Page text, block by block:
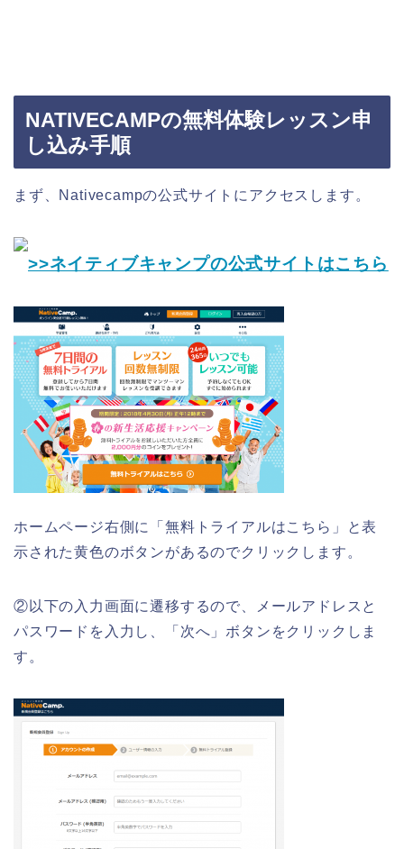
NATIVECAMPの無料体験レッスン申
し込み手順
まず、Nativecampの公式サイトにアクセスします。
>>ネイティブキャンプの公式サイトはこちら
ホームページ右側に「無料トライアルはこちら」と表
示された黄色のボタンがあるのでクリックします。
②以下の入力画面に遷移するので、メールアドレスと
パスワードを入力し、「次へ」ボタンをクリックしま
す。